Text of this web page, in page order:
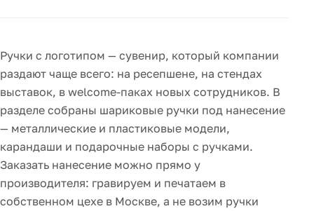
Ручки с логотипом — сувенир, который компании
раздают чаще всего: на ресепшене, на стендах
выставок, в welcome-паках новых сотрудников. В
разделе собраны шариковые ручки под нанесение
— металлические и пластиковые модели,
карандаши и подарочные наборы с ручками.
Заказать нанесение можно прямо у
производителя: гравируем и печатаем в
собственном цехе в Москве, а не возим ручки